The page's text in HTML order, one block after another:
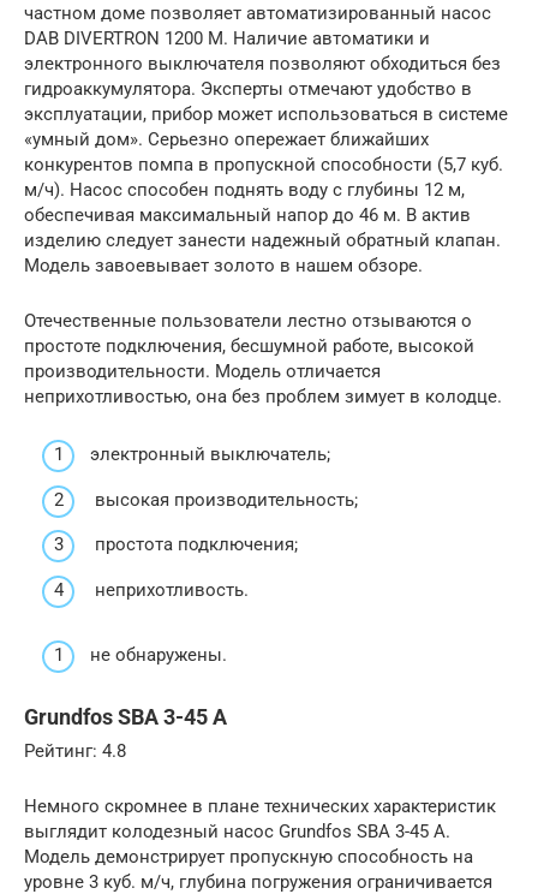
частном доме позволяет автоматизированный насос
DAB DIVERTRON 1200 M. Наличие автоматики и
электронного выключателя позволяют обходиться без
гидроаккумулятора. Эксперты отмечают удобство в
эксплуатации, прибор может использоваться в системе
«умный дом». Серьезно опережает ближайших
конкурентов помпа в пропускной способности (5,7 куб.
м/ч). Насос способен поднять воду с глубины 12 м,
обеспечивая максимальный напор до 46 м. В актив
изделию следует занести надежный обратный клапан.
Модель завоевывает золото в нашем обзоре.
Отечественные пользователи лестно отзываются о
простоте подключения, бесшумной работе, высокой
производительности. Модель отличается
неприхотливостью, она без проблем зимует в колодце.
электронный выключатель;
высокая производительность;
простота подключения;
неприхотливость.
не обнаружены.
Grundfos SBA 3-45 A
Рейтинг: 4.8
Немного скромнее в плане технических характеристик
выглядит колодезный насос Grundfos SBA 3-45 A.
Модель демонстрирует пропускную способность на
уровне 3 куб. м/ч, глубина погружения ограничивается